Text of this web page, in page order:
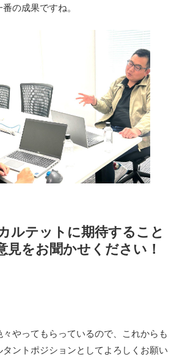
の成果ですね。
ルテットに期待すること
見をお聞かせください！
やってもらっているので、これからも
ントポジションとしてよろしくお願い